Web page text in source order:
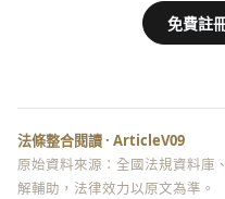
免費註
法條整合閱讀 · ArticleV09
原始資料來源：全國法規資料庫
解輔助，法律效力以原文為準。